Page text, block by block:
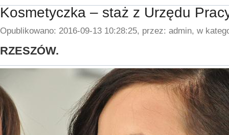
Kosmetyczka – staż z Urzędu
Opublikowano: 2016-09-13 10:28:25, przez: admin, w
RZESZÓW.